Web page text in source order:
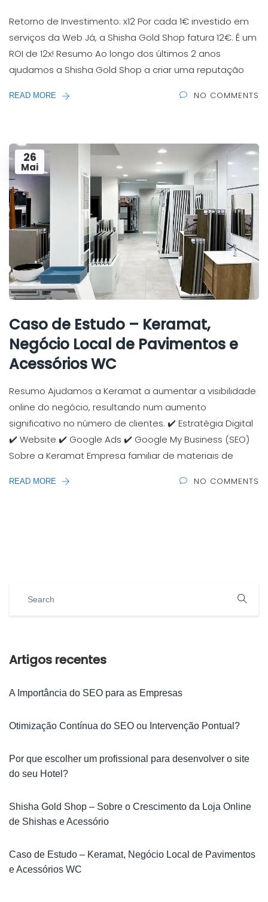
Retorno de Investimento: x12 Por cada 1€ investido em
serviços da Web Já, a Shisha Gold Shop fatura 12€. É um
ROI de 12x! Resumo Ao longo dos últimos 2 anos
ajudamos a Shisha Gold Shop a criar uma reputação
READ MORE NO COMMENTS
26
Mai
Caso de Estudo – Keramat,
Negócio Local de Pavimentos e
Acessórios WC
Resumo Ajudamos a Keramat a aumentar a visibilidade
online do negócio, resultando num aumento
significativo no número de clientes. ✔️ Estratégia Digital
✔️ Website ✔️ Google Ads ✔️ Google My Business (SEO)
Sobre a Keramat Empresa familiar de materiais de
READ MORE NO COMMENTS
Artigos recentes
A Importância do SEO para as Empresas
Otimização Contínua do SEO ou Intervenção Pontual?
Por que escolher um profissional para desenvolver o site
do seu Hotel?
Shisha Gold Shop – Sobre o Crescimento da Loja Online
de Shishas e Acessório
Caso de Estudo – Keramat, Negócio Local de Pavimentos
e Acessórios WC